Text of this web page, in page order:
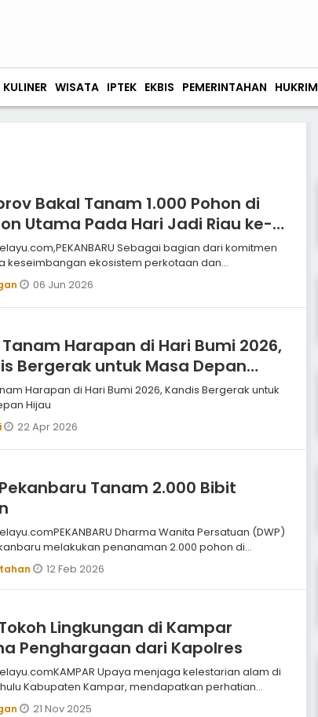
KULINER WISATA IPTEK EKBIS PEMERINTAHAN HUKRIM
Bakal Tanam 1.000 Pohon di
Utama Pada Hari Jadi Riau ke-
Sebagai bagian dari komitmen
keseimbangan ekosistem perkotaan dan
ketahanan iklim, Pemprov
06 Jun 2026
Tanam Harapan di Hari Bumi 2026,
Bergerak untuk Masa Depan
Harapan di Hari Bumi 2026, Kandis Bergerak untuk
Hijau
22 Apr 2026
Tanam 2.000 Bibit
Dharma Wanita Persatuan (DWP)
melakukan penanaman 2.000 pohon di
Kantor Walikota Pekanbaru
12 Feb 2026
Lingkungan di Kampar
Penghargaan dari Kapolres
Upaya menjaga kelestarian alam di
Kabupaten Kampar, mendapatkan perhatian
tokoh di Ne
21 Nov 2025